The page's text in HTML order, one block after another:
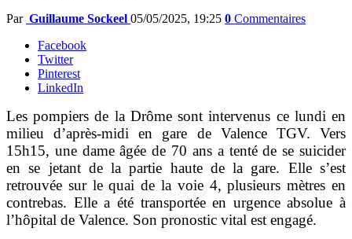
Par Guillaume Sockeel 05/05/2025, 19:25 0 Commentaires
Facebook
Twitter
Pinterest
LinkedIn
Les pompiers de la Drôme sont intervenus ce lundi en
milieu d’après-midi en gare de Valence TGV. Vers
15h15, une dame âgée de 70 ans a tenté de se suicider
en se jetant de la partie haute de la gare. Elle s’est
retrouvée sur le quai de la voie 4, plusieurs mètres en
contrebas. Elle a été transportée en urgence absolue à
l’hôpital de Valence. Son pronostic vital est engagé.